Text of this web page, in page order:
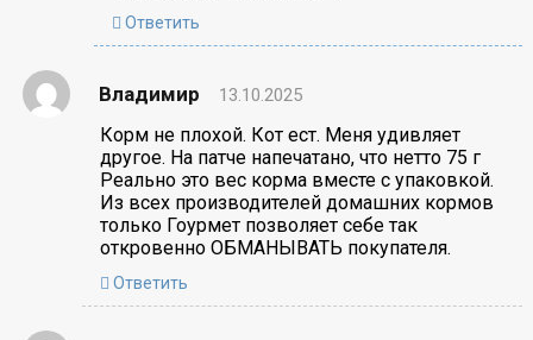
Ответить
Владимир 13.10.2025
Корм не плохой. Кот ест. Меня удивляет
другое. На патче напечатано, что нетто 75 г
Реально это вес корма вместе с упаковкой.
Из всех производителей домашних кормов
только Гоурмет позволяет себе так
откровенно ОБМАНЫВАТЬ покупателя.
Ответить